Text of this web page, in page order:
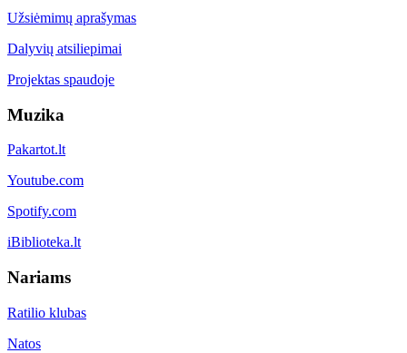
Užsiėmimų aprašymas
Dalyvių atsiliepimai
Projektas spaudoje
Muzika
Pakartot.lt
Youtube.com
Spotify.com
iBiblioteka.lt
Nariams
Ratilio klubas
Natos